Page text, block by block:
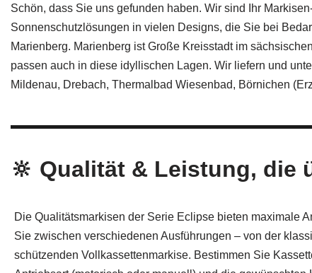
Schön, dass Sie uns gefunden haben. Wir sind Ihr
Sonnenschutzlösungen in vielen Designs, die Sie bei
Marienberg. Marienberg ist Große Kreisstadt im
passen auch in diese idyllischen Lagen. Wir liefern und
Mildenau, Drebach, Thermalbad Wiesenbad, Börnichen
🔆 Qualität & Leistung, die
Die Qualitätsmarkisen der Serie Eclipse bieten maximale
Sie zwischen verschiedenen Ausführungen – von der
schützenden Vollkassettenmarkise. Bestimmen Sie